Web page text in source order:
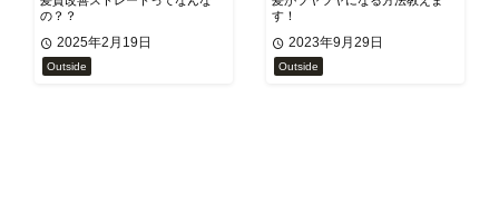
の？？
2025年2月19日
Outside
す！
2023年9月29日
Outside